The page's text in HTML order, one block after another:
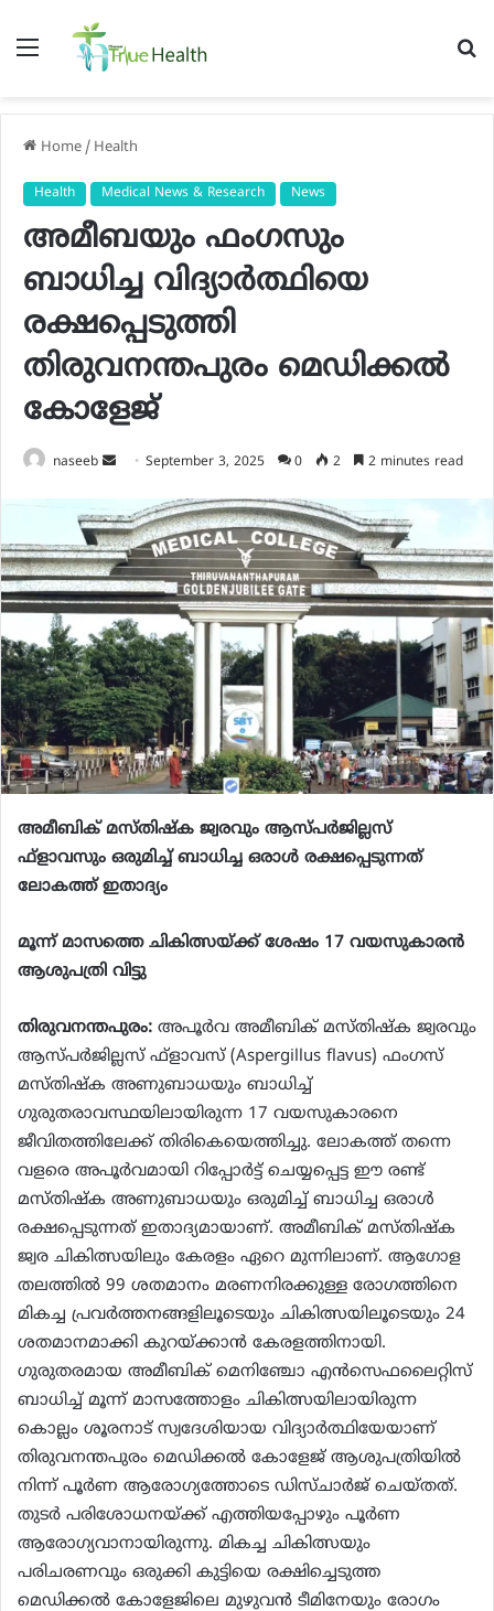
Menu
Home / Health
Health Medical News & Research News
അമീബയും ഫംഗസും
ബാധിച്ച വിദ്യാര്‍ത്ഥിയെ
രക്ഷപ്പെടുത്തി
തിരുവനന്തപുരം മെഡിക്കല്‍
കോളേജ്
naseeb
Send
email
September 3, 2025 0 2 2 minutes read
അമീബിക് മസ്തിഷ്‌ക ജ്വരവും ആസ്പര്‍ജില്ലസ്
ഫ്‌ളാവസും ഒരുമിച്ച് ബാധിച്ച ഒരാള്‍ രക്ഷപ്പെടുന്നത്
ലോകത്ത് ഇതാദ്യം
മൂന്ന് മാസത്തെ ചികിത്സയ്ക്ക് ശേഷം 17 വയസുകാരന്‍
ആശുപത്രി വിട്ടു
തിരുവനന്തപുരം: അപൂര്‍വ അമീബിക് മസ്തിഷ്‌ക ജ്വരവും
ആസ്പര്‍ജില്ലസ് ഫ്‌ളാവസ് (Aspergillus flavus) ഫംഗസ്
മസ്തിഷ്‌ക അണുബാധയും ബാധിച്ച്
ഗുരുതരാവസ്ഥയിലായിരുന്ന 17 വയസുകാരനെ
ജീവിതത്തിലേക്ക് തിരികെയെത്തിച്ചു. ലോകത്ത് തന്നെ
വളരെ അപൂര്‍വമായി റിപ്പോര്‍ട്ട് ചെയ്യപ്പെട്ട ഈ രണ്ട്
മസ്തിഷ്‌ക അണുബാധയും ഒരുമിച്ച് ബാധിച്ച ഒരാള്‍
രക്ഷപ്പെടുന്നത് ഇതാദ്യമായാണ്. അമീബിക് മസ്തിഷ്‌ക
ജ്വര ചികിത്സയിലും കേരളം ഏറെ മുന്നിലാണ്. ആഗോള
തലത്തില്‍ 99 ശതമാനം മരണനിരക്കുള്ള രോഗത്തിനെ
മികച്ച പ്രവര്‍ത്തനങ്ങളിലൂടെയും ചികിത്സയിലൂടെയും 24
ശതമാനമാക്കി കുറയ്ക്കാന്‍ കേരളത്തിനായി.
ഗുരുതരമായ അമീബിക് മെനിഞ്ചോ എന്‍സെഫലൈറ്റിസ്
ബാധിച്ച് മൂന്ന് മാസത്തോളം ചികിത്സയിലായിരുന്ന
കൊല്ലം ശൂരനാട് സ്വദേശിയായ വിദ്യാര്‍ത്ഥിയേയാണ്
തിരുവനന്തപുരം മെഡിക്കല്‍ കോളേജ് ആശുപത്രിയില്‍
നിന്ന് പൂര്‍ണ ആരോഗ്യത്തോടെ ഡിസ്ചാര്‍ജ് ചെയ്തത്.
തുടര്‍ പരിശോധനയ്ക്ക് എത്തിയപ്പോഴും പൂര്‍ണ
ആരോഗ്യവാനായിരുന്നു. മികച്ച ചികിത്സയും
പരിചരണവും ഒരുക്കി കുട്ടിയെ രക്ഷിച്ചെടുത്ത
മെഡിക്കല്‍ കോളേജിലെ മുഴുവന്‍ ടീമിനേയും രോഗം